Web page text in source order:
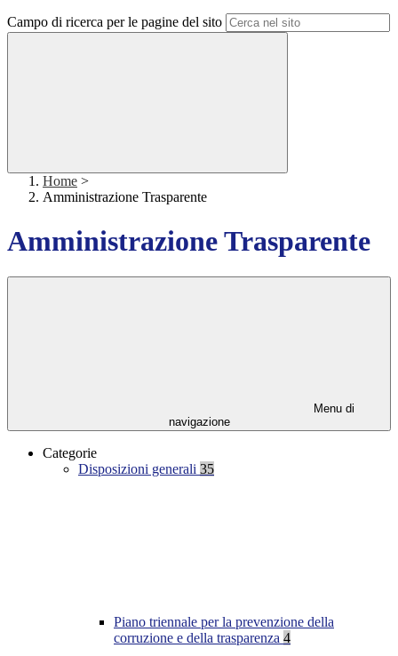
Campo di ricerca per le pagine del sito
Home >
Amministrazione Trasparente
Amministrazione Trasparente
Menu di
navigazione
Categorie
Disposizioni generali 35
Piano triennale per la prevenzione della
corruzione e della trasparenza 4